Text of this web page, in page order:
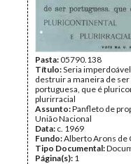
Pasta:05790.138
Título:Seria
destruir a maneira de ser
portuguesa, que é
plurirracial
Assunto:Panfleto de
União Nacional
Data: c. 1969
Fundo:Alberto Arons de
Tipo Documental:
Página(s): 1